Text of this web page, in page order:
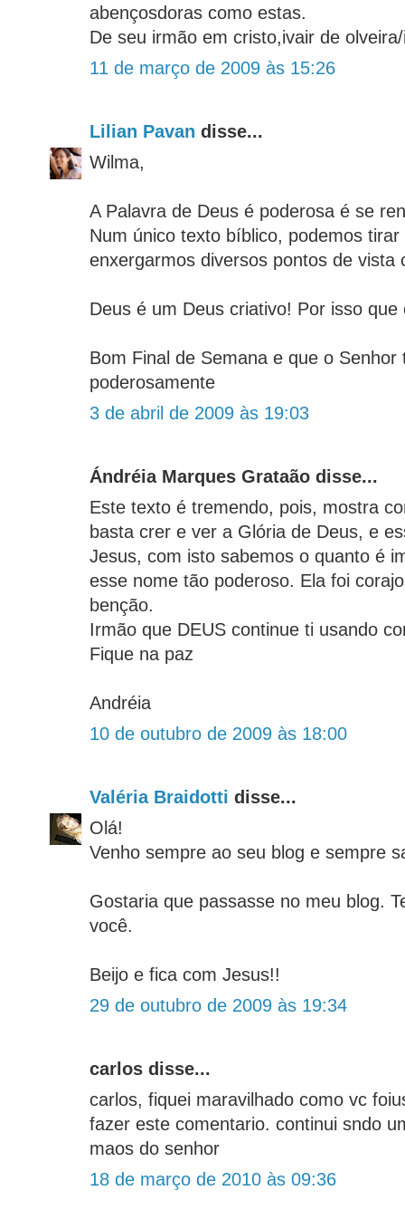
abençosdoras como estas.
De seu irmão em cristo,ivair de
11 de março de 2009 às 15:26
Lilian Pavan disse...
Wilma,
A Palavra de Deus é poderosa é se
Num único texto bíblico, podemos
enxergarmos diversos pontos de vista
Deus é um Deus criativo! Por isso
Bom Final de Semana e que o Senhor
poderosamente
3 de abril de 2009 às 19:03
Ándréia Marques Grataão disse...
Este texto é tremendo, pois, mostra
basta crer e ver a Glória de Deus, e
Jesus, com isto sabemos o quanto é
esse nome tão poderoso. Ela foi
benção.
Irmão que DEUS continue ti usando
Fique na paz
Andréia
10 de outubro de 2009 às 18:00
Valéria Braidotti disse...
Olá!
Venho sempre ao seu blog e sempre
Gostaria que passasse no meu blog.
você.
Beijo e fica com Jesus!!
29 de outubro de 2009 às 19:34
carlos disse...
carlos, fiquei maravilhado como vc
fazer este comentario. continui sndo
maos do senhor
18 de março de 2010 às 09:36